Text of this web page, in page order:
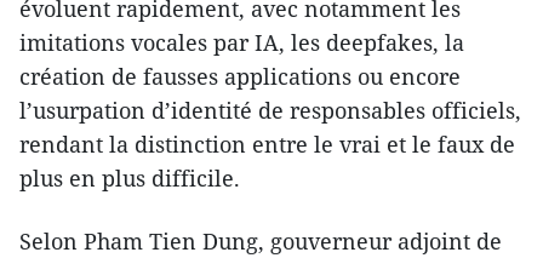
évoluent rapidement, avec notamment les
imitations vocales par IA, les deepfakes, la
création de fausses applications ou encore
l’usurpation d’identité de responsables officiels,
rendant la distinction entre le vrai et le faux de
plus en plus difficile.
Selon Pham Tien Dung, gouverneur adjoint de